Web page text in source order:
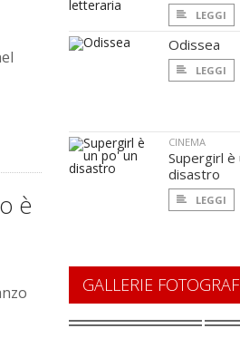
è
LEGGI
Odissea
LEGGI
CINEMA
Supergirl è
disastro
LEGGI
GALLERIE